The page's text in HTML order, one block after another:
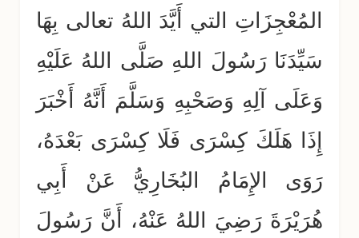
المُعْجِزَاتِ التي أَيَّدَ اللهُ تعالى بِهَا
سَيِّدَنَا رَسُولَ اللهِ صَلَّى اللهُ عَلَيْهِ
وَعَلَى آلِهِ وَصَحْبِهِ وَسَلَّمَ أَنَّهُ أَخْبَرَ
إِذَا هَلَكَ كِسْرَى فَلَا كِسْرَى بَعْدَهُ،
رَوَى الإِمَامُ البُخَارِيُّ عَنْ أَبِي
هُرَيْرَةَ رَضِيَ اللهُ عَنْهُ، أَنَّ رَسُولَ